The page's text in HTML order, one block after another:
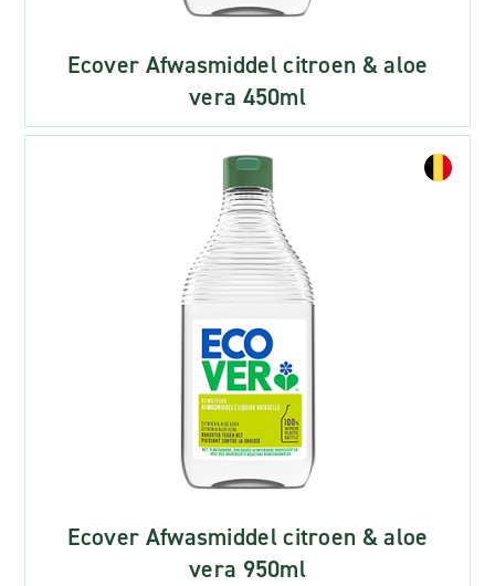
Ecover Afwasmiddel citroen & aloe
vera 450ml
Ecover Afwasmiddel citroen & aloe
vera 950ml